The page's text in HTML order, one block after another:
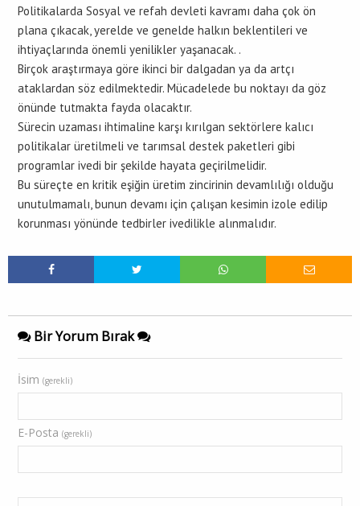
Politikalarda Sosyal ve refah devleti kavramı daha çok ön
plana çıkacak, yerelde ve genelde halkın beklentileri ve
ihtiyaçlarında önemli yenilikler yaşanacak. .
Birçok araştırmaya göre ikinci bir dalgadan ya da artçı
ataklardan söz edilmektedir. Mücadelede bu noktayı da göz
önünde tutmakta fayda olacaktır.
Sürecin uzaması ihtimaline karşı kırılgan sektörlere kalıcı
politikalar üretilmeli ve tarımsal destek paketleri gibi
programlar ivedi bir şekilde hayata geçirilmelidir.
Bu süreçte en kritik eşiğin üretim zincirinin devamlılığı olduğu
unutulmamalı, bunun devamı için çalışan kesimin izole edilip
korunması yönünde tedbirler ivedilikle alınmalıdır.
Bir Yorum Bırak
İsim (gerekli)
E-Posta (gerekli)